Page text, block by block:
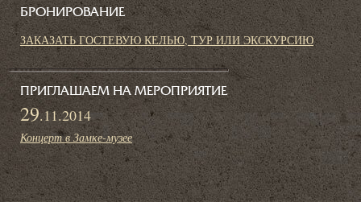
БРОНИРОВАНИЕ
ЗАКАЗАТЬ ГОСТЕВУЮ КЕЛЬЮ, ТУР ИЛИ ЭКСКУРСИЮ
ПРИГЛАШАЕМ НА МЕРОПРИЯТИЕ
29.11.2014
Концерт в Замке-музее